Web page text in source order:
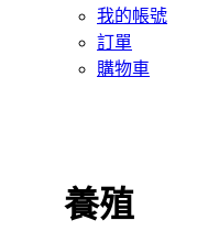
我的帳號
訂單
購物車
養殖